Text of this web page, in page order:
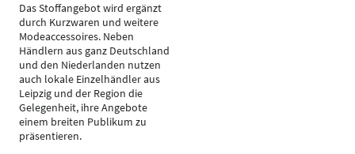
Das Stoffangebot wird ergänzt
durch Kurzwaren und weitere
Modeaccessoires. Neben
Händlern aus ganz Deutschland
und den Niederlanden nutzen
auch lokale Einzelhändler aus
Leipzig und der Region die
Gelegenheit, ihre Angebote
einem breiten Publikum zu
präsentieren.